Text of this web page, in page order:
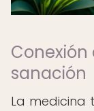
sanación
La medicina